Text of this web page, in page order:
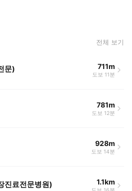
전체 보기
문) 711m
도보 11분
781m
도보 12분
928m
도보 14분
진료전문병원) 1.1km